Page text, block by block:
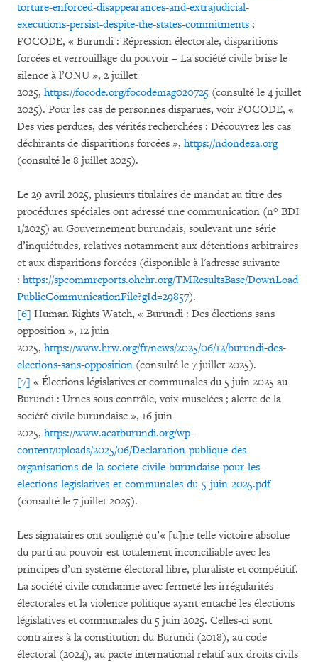
torture-enforced-disappearances-and-extrajudicial-
executions-persist-despite-the-states-commitments ;
FOCODE, « Burundi : Répression électorale, disparitions
forcées et verrouillage du pouvoir – La société civile brise le
silence à l’ONU », 2 juillet
2025, https://focode.org/focodemag020725 (consulté le 4 juillet
2025). Pour les cas de personnes disparues, voir FOCODE, «
Des vies perdues, des vérités recherchées : Découvrez les cas
déchirants de disparitions forcées », https://ndondeza.org
(consulté le 8 juillet 2025).
Le 29 avril 2025, plusieurs titulaires de mandat au titre des
procédures spéciales ont adressé une communication (n° BDI
1/2025) au Gouvernement burundais, soulevant une série
d’inquiétudes, relatives notamment aux détentions arbitraires
et aux disparitions forcées (disponible à l'adresse suivante
: https://spcommreports.ohchr.org/TMResultsBase/DownLoad
PublicCommunicationFile?gId=29857).
[6] Human Rights Watch, « Burundi : Des élections sans
opposition », 12 juin
2025, https://www.hrw.org/fr/news/2025/06/12/burundi-des-
elections-sans-opposition (consulté le 7 juillet 2025).
[7] « Élections législatives et communales du 5 juin 2025 au
Burundi : Urnes sous contrôle, voix muselées ; alerte de la
société civile burundaise », 16 juin
2025, https://www.acatburundi.org/wp-
content/uploads/2025/06/Declaration-publique-des-
organisations-de-la-societe-civile-burundaise-pour-les-
elections-legislatives-et-communales-du-5-juin-2025.pdf
(consulté le 7 juillet 2025).
Les signataires ont souligné qu’« [u]ne telle victoire absolue
du parti au pouvoir est totalement inconciliable avec les
principes d’un système électoral libre, pluraliste et compétitif.
La société civile condamne avec fermeté les irrégularités
électorales et la violence politique ayant entaché les élections
législatives et communales du 5 juin 2025. Celles-ci sont
contraires à la constitution du Burundi (2018), au code
électoral (2024), au pacte international relatif aux droits civils